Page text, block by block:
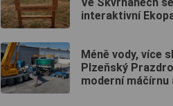
Ve Skvrňanech
interaktivní
Méně vody, více
Plzeňský
moderní máčírnu